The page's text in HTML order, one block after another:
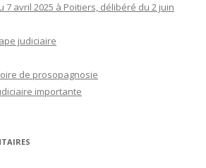
7 avril 2025 à Poitiers, délibéré du 2 juin
judiciaire
de prosopagnosie
importante